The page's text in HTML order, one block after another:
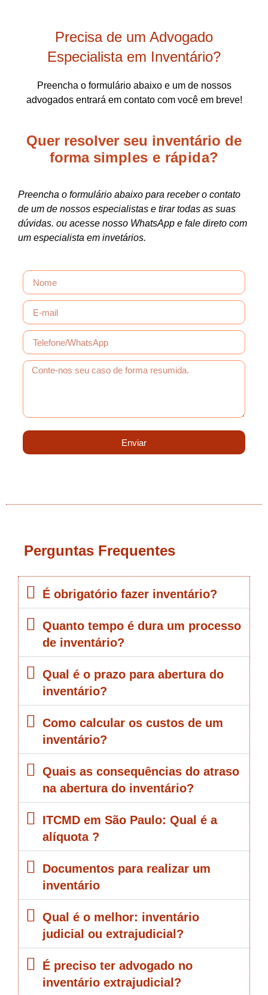
Precisa de um Advogado
Especialista em Inventário?
Preencha o formulário abaixo e um de nossos
advogados entrará em contato com você em breve!
Quer resolver seu inventário de
forma simples e rápida?
Preencha o formulário abaixo para receber o contato
de um de nossos especialistas e tirar todas as suas
dúvidas. ou acesse nosso WhatsApp e fale direto com
um especialista em invetários.
Enviar
Perguntas Frequentes
É obrigatório fazer inventário?
Quanto tempo é dura um processo
de inventário?
Qual é o prazo para abertura do
inventário?
Como calcular os custos de um
inventário?
Quais as consequências do atraso
na abertura do inventário?
ITCMD em São Paulo: Qual é a
alíquota ?
Documentos para realizar um
inventário
Qual é o melhor: inventário
judicial ou extrajudicial?
É preciso ter advogado no
inventário extrajudicial?